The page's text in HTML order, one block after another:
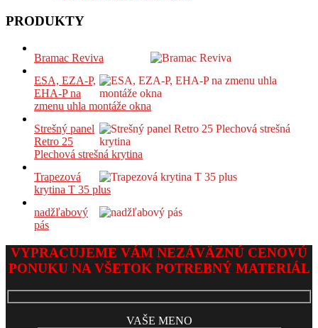
PRODUKTY
Bramac Reviva
ESA, EZA-P,
EHA-P na
zmenu uhla montáže okna
Strešný panel
Retro 25
Plechová strešná krytina
Trapezová
krytina T 35 plus
nadžľabový
pás
VYPRACUJEME VÁM NEZÁVÄZNÚ CENOVÚ
PONUKU NA VŠETOK POTREBNÝ MATERIÁL
VAŠE MENO